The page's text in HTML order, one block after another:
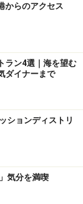
からのアクセス
ラン4選｜海を望む
ダイナーまで
ションディストリ
気分を満喫